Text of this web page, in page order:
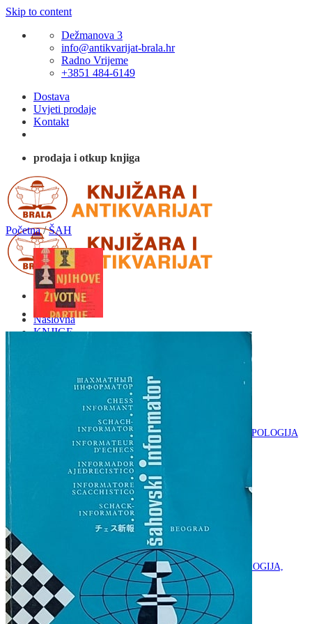
Skip to content
Dežmanova 3
info@antikvarijat-brala.hr
Radno Vrijeme
+3851 484-6149
Dostava
Uvjeti prodaje
Kontakt
prodaja i otkup knjiga
Naslovna
KNJIGE
ARHITEKTURA I URBANIZAM
BILJKE I ŽIVOTINJE
DOMAĆINSTVO
ENCIKLOPEDIJE I LEKSIKONI
ETNOLOGIJA
FILOZOFIJA, SOCIOLOGIJA, ANTROPOLOGIJA
FOTOGRAFIJA
GLAZBENA UMJETNOST
KAZALIŠTE, FILM
OD KNJIŽEVNOST
DO RELIGIJA
KNJIŽEVNOST
LIKOVNA UMJETNOST
LJEKOVITO BILJE I ZDRAVLJE
MITOLOGIJA
POVIJEST I PUBLICISTIKA
PRIRODNE ZNANOSTI
PSIHOLOGIJA, POPULARNA PSIHOLOGIJA,
ALTERNATIVA
RAZNO
RELIGIJA
OD RJEČNIKA
Početna / ŠAH